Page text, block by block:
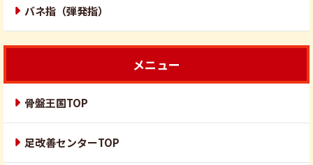
バネ指（弾発指）
メニュー
骨盤王国TOP
足改善センターTOP